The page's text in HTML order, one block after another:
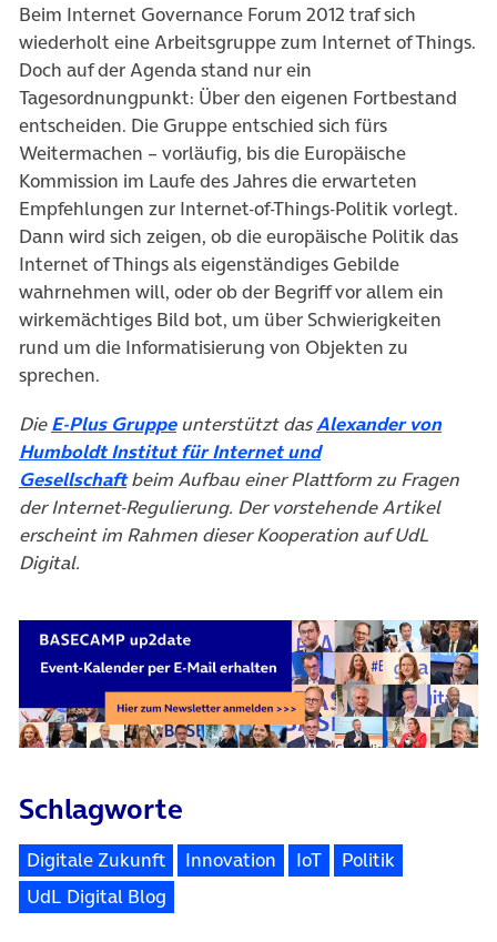
Beim Internet Governance Forum 2012 traf sich
wiederholt eine Arbeitsgruppe zum Internet of Things.
Doch auf der Agenda stand nur ein
Tagesordnungpunkt: Über den eigenen Fortbestand
entscheiden. Die Gruppe entschied sich fürs
Weitermachen – vorläufig, bis die Europäische
Kommission im Laufe des Jahres die erwarteten
Empfehlungen zur Internet-of-Things-Politik vorlegt.
Dann wird sich zeigen, ob die europäische Politik das
Internet of Things als eigenständiges Gebilde
wahrnehmen will, oder ob der Begriff vor allem ein
wirkemächtiges Bild bot, um über Schwierigkeiten
rund um die Informatisierung von Objekten zu
sprechen.
DieE-Plus Gruppeunterstützt dasAlexander von
Humboldt Institut für Internet und
Gesellschaftbeim Aufbau einer Plattform zu Fragen
der Internet-Regulierung. Der vorstehende Artikel
erscheint im Rahmen dieser Kooperation auf UdL
Digital.
Schlagworte
Digitale Zukunft Innovation IoT
Politik
UdL Digital Blog